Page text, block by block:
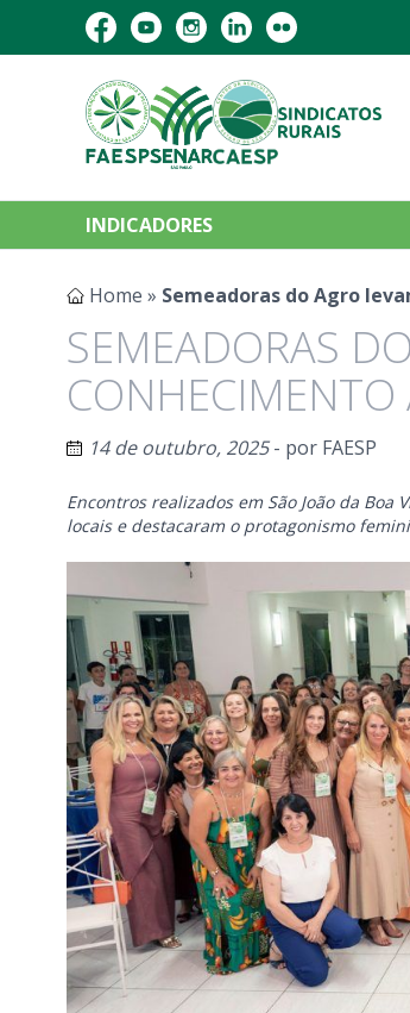
INDICADORES
Home » Semeadoras do Agro
SEMEADORAS
14 de outubro, 2025- por FAESP
Encontros realizados em São João da
locais e destacaram o protagonismo